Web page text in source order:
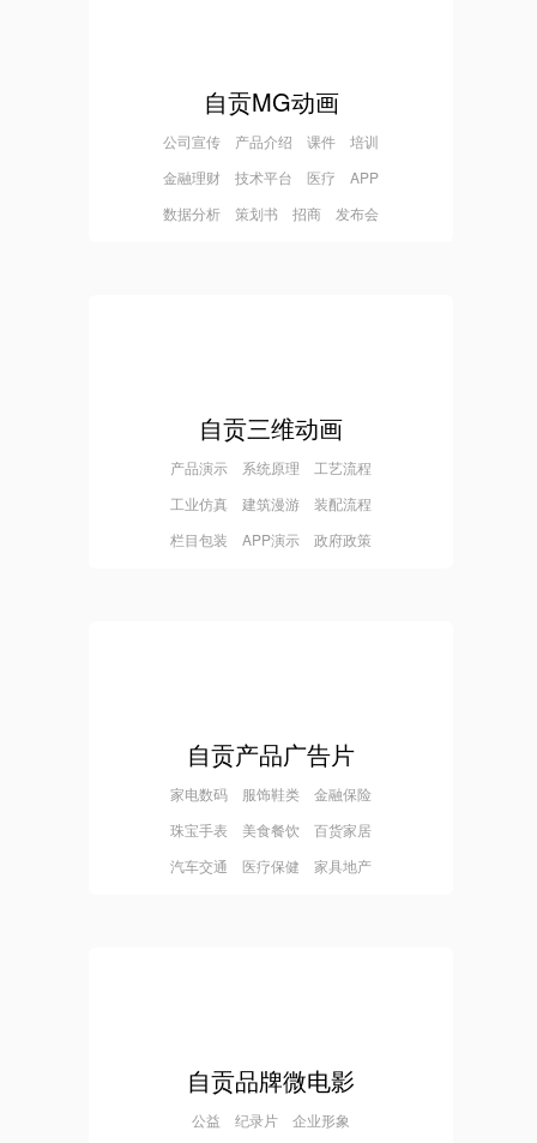
自贡MG动画
公司宣传 产品介绍 课件 培训
金融理财 技术平台 医疗 APP
数据分析 策划书 招商 发布会
自贡三维动画
产品演示 系统原理 工艺流程
工业仿真 建筑漫游 装配流程
栏目包装 APP演示 政府政策
自贡产品广告片
家电数码 服饰鞋类 金融保险
珠宝手表 美食餐饮 百货家居
汽车交通 医疗保健 家具地产
自贡品牌微电影
公益 纪录片 企业形象